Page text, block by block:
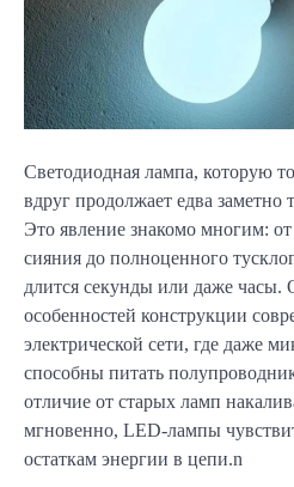
Светодиодная лампа, которую
вдруг продолжает едва заметно
Это явление знакомо многим: от
сияния до полноценного
длится секунды или даже часы.
особенностей конструкции
электрической сети, где даже
способны питать
отличие от старых ламп
мгновенно, LED-лампы
остаткам энергии в цепи.n